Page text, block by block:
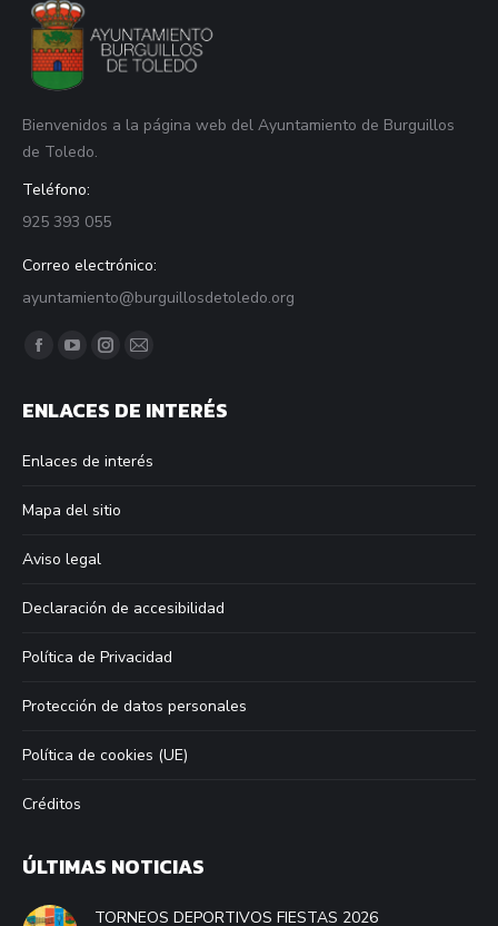
Bienvenidos a la página web del Ayuntamiento de Burguillos
de Toledo.
Teléfono:
925 393 055
Correo electrónico:
ayuntamiento@burguillosdetoledo.org
Find us on:
Facebook
opens
new
window
YouTube
opens
new
window
Instagram
opens
new
window
Mail
opens
new
ENLACES DE INTERÉS
Enlaces de interés
Mapa del sitio
Aviso legal
Declaración de accesibilidad
Política de Privacidad
Protección de datos personales
Política de cookies (UE)
Créditos
ÚLTIMAS NOTICIAS
TORNEOS DEPORTIVOS FIESTAS 2026